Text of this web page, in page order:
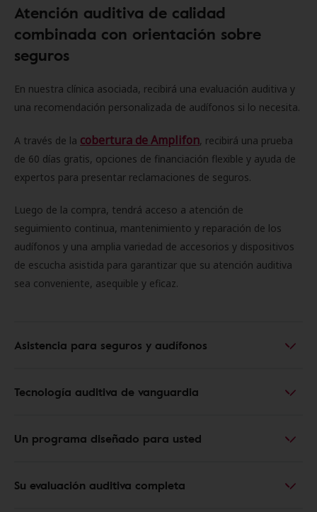
Atención auditiva de calidad
combinada con orientación sobre
seguros
En nuestra clínica asociada, recibirá una evaluación auditiva y
una recomendación personalizada de audífonos si lo necesita.
A través de la cobertura de Amplifon, recibirá una prueba
de 60 días gratis, opciones de financiación flexible y ayuda de
expertos para presentar reclamaciones de seguros.
Luego de la compra, tendrá acceso a atención de
seguimiento continua, mantenimiento y reparación de los
audífonos y una amplia variedad de accesorios y dispositivos
de escucha asistida para garantizar que su atención auditiva
sea conveniente, asequible y eficaz.
Asistencia para seguros y audífonos
Tecnología auditiva de vanguardia
Un programa diseñado para usted
Su evaluación auditiva completa